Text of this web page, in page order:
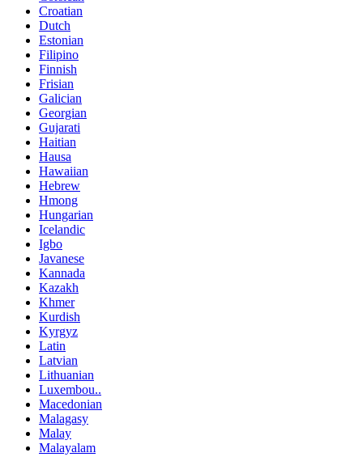
Croatian
Dutch
Estonian
Filipino
Finnish
Frisian
Galician
Georgian
Gujarati
Haitian
Hausa
Hawaiian
Hebrew
Hmong
Hungarian
Icelandic
Igbo
Javanese
Kannada
Kazakh
Khmer
Kurdish
Kyrgyz
Latin
Latvian
Lithuanian
Luxembou..
Macedonian
Malagasy
Malay
Malayalam